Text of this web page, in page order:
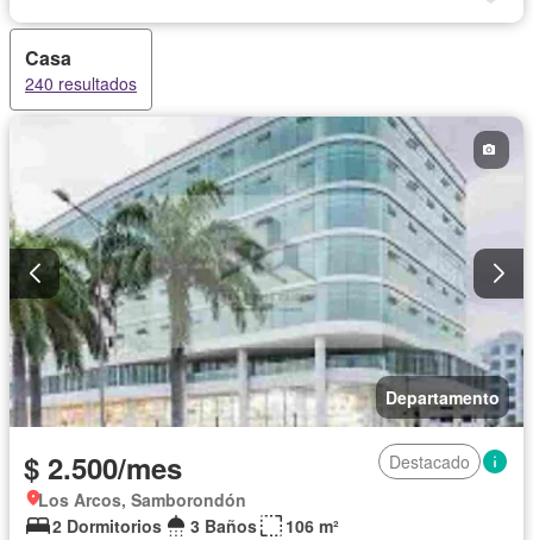
Casa
240 resultados
Departamento
$ 2.500/mes
Destacado
Los Arcos, Samborondón
2 Dormitorios
3 Baños
106 m²